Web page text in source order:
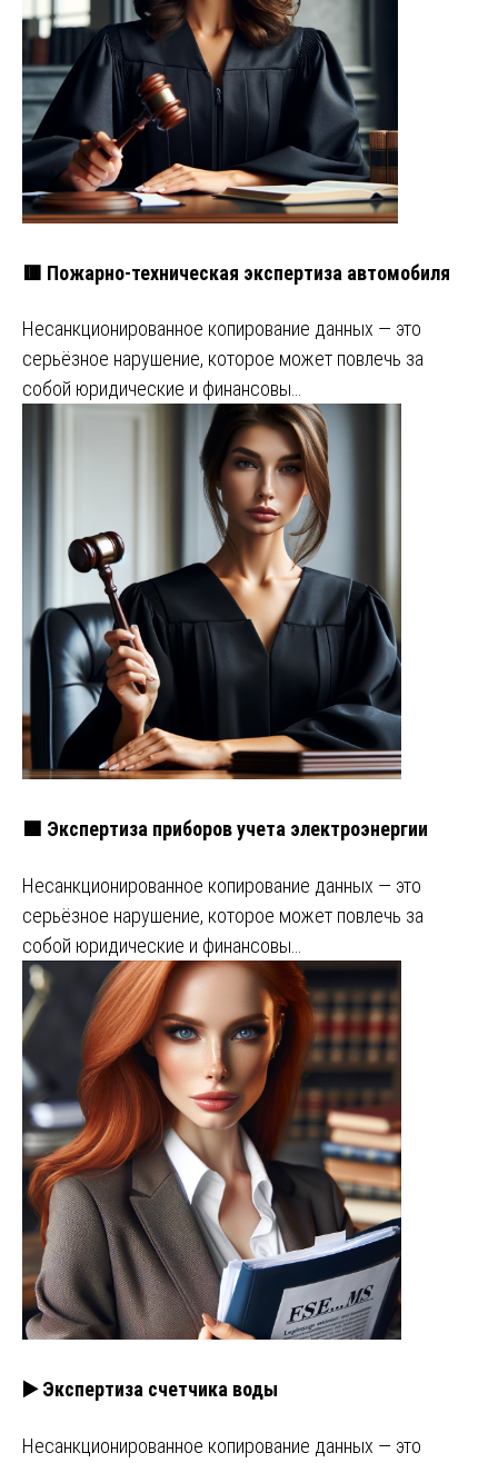
🟥 Пожарно-техническая экспертиза автомобиля
Несанкционированное копирование данных — это
серьёзное нарушение, которое может повлечь за
собой юридические и финансовы…
🟩 Экспертиза приборов учета электроэнергии
Несанкционированное копирование данных — это
серьёзное нарушение, которое может повлечь за
собой юридические и финансовы…
▶️ Экспертиза счетчика воды
Несанкционированное копирование данных — это